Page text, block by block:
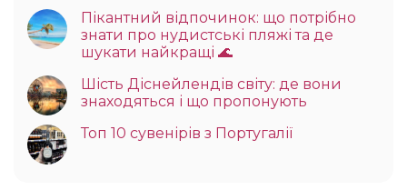
Пікантний відпочинок: що потрібно
знати про нудистські пляжі та де
шукати найкращі 🌊
Шість Діснейлендів світу: де вони
знаходяться і що пропонують
Топ 10 сувенірів з Португалії